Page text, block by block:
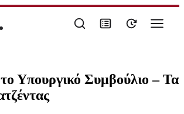
το Υπουργικό Συμβούλιο – Τα